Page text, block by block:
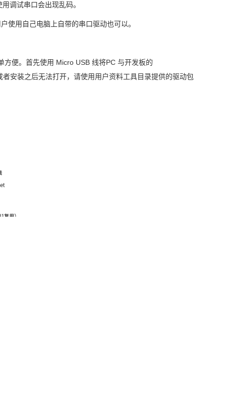
调试串口会出现乱码。
使用自己电脑上自带的串口驱动也可以。
方便。首先使用 Micro USB线将PC与开发板的
安装之后无法打开，请使用用户资料工具目录提供的驱动包